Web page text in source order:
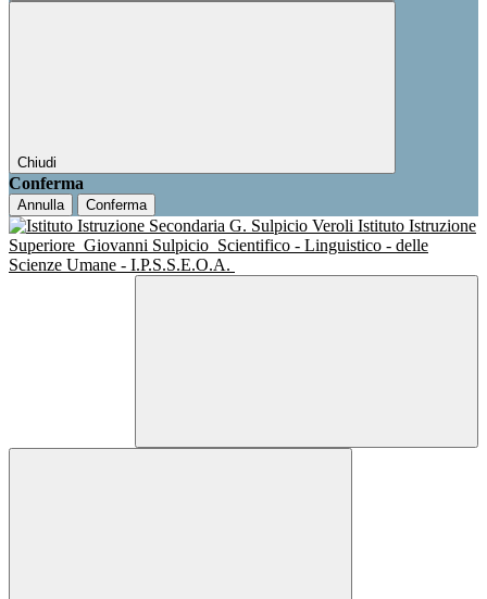
Chiudi
Conferma
Annulla Conferma
Istituto Istruzione
Superiore Giovanni Sulpicio Scientifico - Linguistico - delle
Scienze Umane - I.P.S.S.E.O.A.